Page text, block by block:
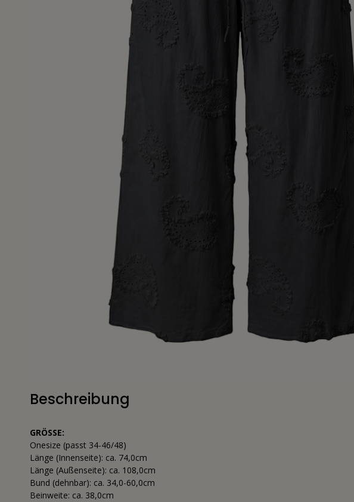
Beschreibung
GRÖSSE:
Onesize (passt 34-46/48)
Länge (Innenseite): ca. 74,0cm
Länge (Außenseite): ca. 108,0cm
Bund (dehnbar): ca. 34,0-60,0cm
Beinweite: ca. 38,0cm